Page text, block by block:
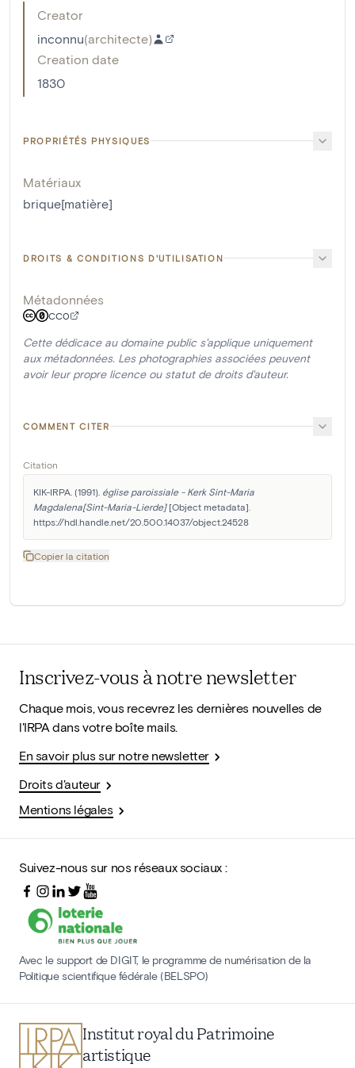
Creator
inconnu(architecte)
Creation date
1830
PROPRIÉTÉS PHYSIQUES
Matériaux
brique[matière]
DROITS & CONDITIONS D'UTILISATION
Métadonnées
CC0
Cette dédicace au domaine public s'applique uniquement
aux métadonnées. Les photographies associées peuvent
avoir leur propre licence ou statut de droits d'auteur.
COMMENT CITER
Citation
KIK-IRPA. (1991). église paroissiale - Kerk Sint-Maria
Magdalena[Sint-Maria-Lierde] [Object metadata].
https://hdl.handle.net/20.500.14037/object.24528
Copier la citation
Inscrivez-vous à notre newsletter
Chaque mois, vous recevrez les dernières nouvelles de
l'IRPA dans votre boîte mails.
En savoir plus sur notre newsletter
Droits d'auteur
Mentions légales
Suivez-nous sur nos réseaux sociaux :
Avec le support de DIGIT, le programme de numérisation de la
Politique scientifique fédérale (BELSPO)
Institut royal du Patrimoine
artistique